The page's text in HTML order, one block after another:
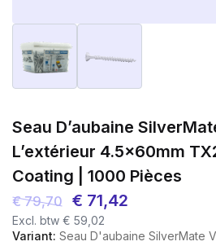
Seau D’aubaine
L’extérieur 4.5x60mm
Coating | 1000 Pièces
€79,70
Le
prix
€ 71,42
Excl. btw € 59,02
Variant: Seau D'aubaine SilverMate Vis Pour L'extérieur